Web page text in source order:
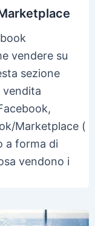
vendere su
sezione
vendita
Marketplace (
a forma di
vendono i